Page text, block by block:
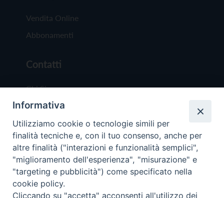
Vendita Online
Abbonamenti
Contatti
Chi Siamo
Redazione
Scrivici
Copyright © 2019 - Tutti i diritti riservati - Vita
Informativa
Utilizziamo cookie o tecnologie simili per
finalità tecniche e, con il tuo consenso, anche per
altre finalità ("interazioni e funzionalità semplici",
"miglioramento dell'esperienza", "misurazione" e
"targeting e pubblicità") come specificato nella
cookie policy.
Cliccando su "accetta" acconsenti all'utilizzo dei